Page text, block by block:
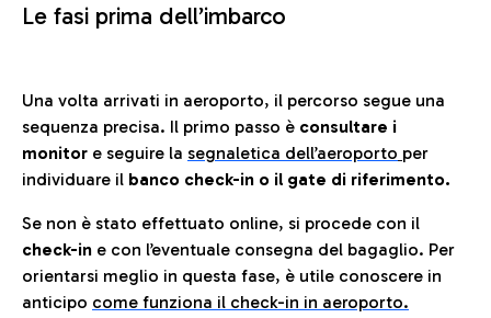
Le fasi prima dell’imbarco
Una volta arrivati in aeroporto, il percorso segue una
sequenza precisa. Il primo passo è consultare i
monitor e seguire la segnaletica dell’aeroporto per
individuare il banco check-in o il gate di riferimento.
Se non è stato effettuato online, si procede con il
check-in e con l’eventuale consegna del bagaglio. Per
orientarsi meglio in questa fase, è utile conoscere in
anticipo come funziona il check-in in aeroporto.